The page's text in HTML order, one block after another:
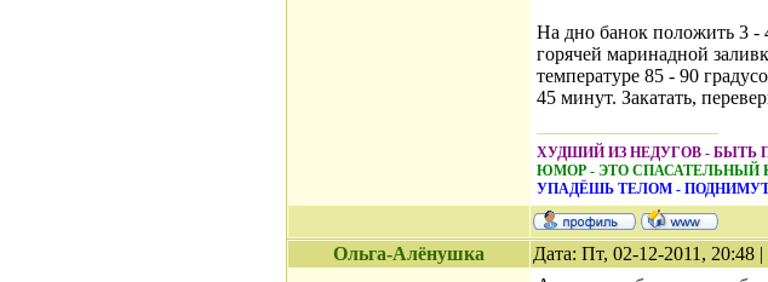
На дно банок положить 3 -
горячей маринадной
температуре 85 - 90
45 минут. Закатать,
ХУДШИЙ ИЗ НЕДУГОВ -
ЮМОР - ЭТО СПАСАТЕЛЬНЫЙ
УПАДЁШЬ ТЕЛОМ -
Ольга-Алёнушка Дата: Пт, 02-12-2011, 20:48